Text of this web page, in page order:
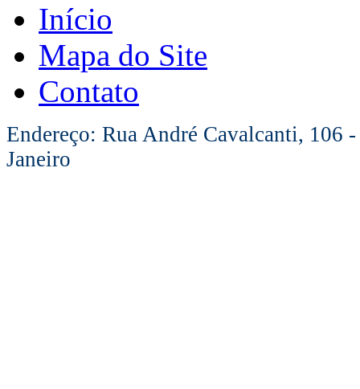
Início
Mapa do Site
Contato
Endereço: Rua André Cavalcanti, 106
Janeiro